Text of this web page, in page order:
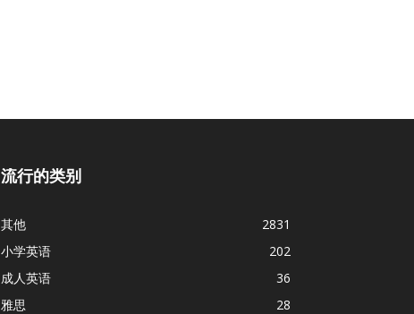
流行的类别
其他
2831
小学英语
202
成人英语
36
雅思
28